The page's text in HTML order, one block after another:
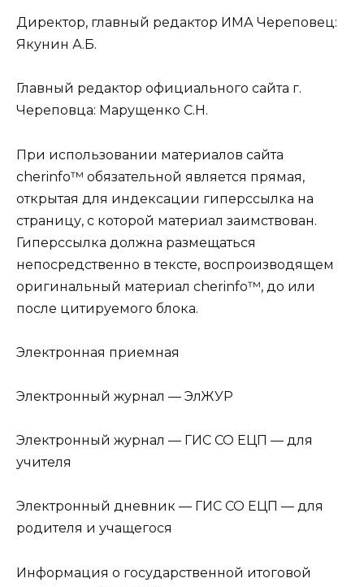
Директор, главный редактор ИМА Череповец:
Якунин А.Б.
Главный редактор официального сайта г.
Череповца: Марущенко С.Н.
При использовании материалов сайта
cherinfo™ обязательной является прямая,
открытая для индексации гиперссылка на
страницу, с которой материал заимствован.
Гиперссылка должна размещаться
непосредственно в тексте, воспроизводящем
оригинальный материал cherinfo™, до или
после цитируемого блока.
Электронная приемная
Электронный журнал — ЭлЖУР
Электронный журнал — ГИС СО ЕЦП — для
учителя
Электронный дневник — ГИС СО ЕЦП — для
родителя и учащегося
Информация о государственной итоговой